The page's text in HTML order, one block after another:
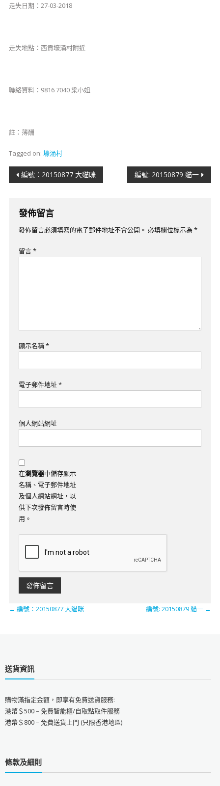
走失日期：27-03-2018
走失地點：西貢壕涌村附近
聯絡資料：9816 7040 梁小姐
​註：薄酬
Tagged on: 壕涌村
文
導
覽
編號：20150877 大貓咪 編號: 20150879 貓一
發佈留言
發佈留言必須填寫的電子郵件地址不會公開。 必填欄位標示為 *
留言*
顯示名稱*
電子郵件地址*
個人網站網址
在瀏覽器中儲存顯示
名稱、電子郵件地址
及個人網站網址，以
供下次發佈留言時使
用。
← 編號：20150877 大貓咪 編號: 20150879 貓一 →
送貨資訊
購物滿指定金額，即享有免費送貨服務:
港幣＄500 – 免費智能櫃/自取點取件服務
港幣＄800 – 免費送貨上門 (只限香港地區)
條款及細則